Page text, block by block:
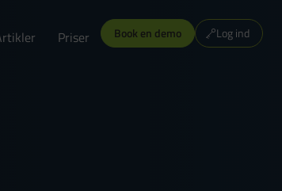
Priser Book en demo Log ind